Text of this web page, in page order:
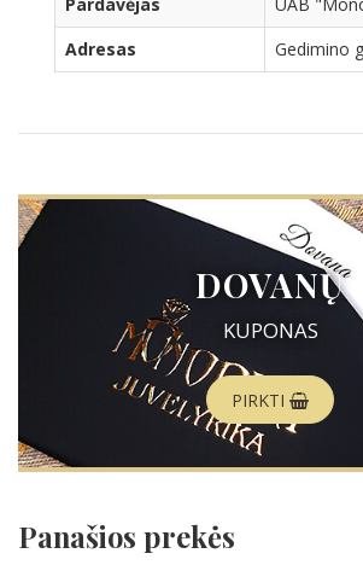
Adresas
Gedimino
DOVANŲ
KUPONAS
PIRKTI
Panašios prekės